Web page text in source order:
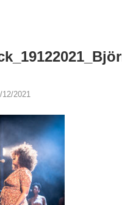
12/2021